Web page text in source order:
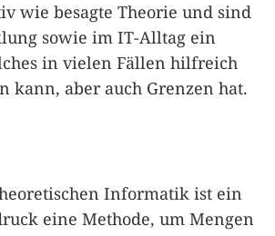
wie besagte Theorie und sind
sowie im IT-Alltag ein
in vielen Fällen hilfreich
kann, aber auch Grenzen hat.
Informatik ist ein
eine Methode, um Mengen